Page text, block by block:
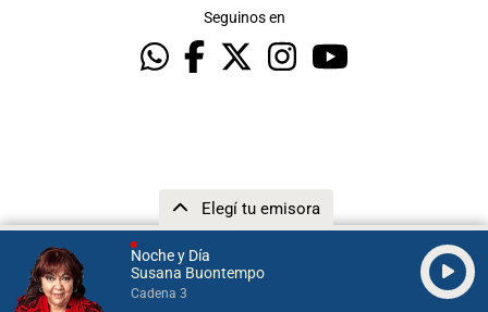
Noche y Día
Susana Buontempo
Cadena 3
Elegí tu emisora
Seguinos en